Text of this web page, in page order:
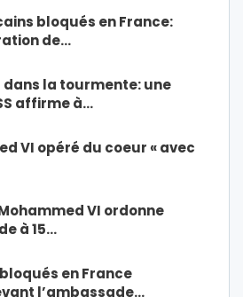
bloqués en France:
de…
la tourmente: une
affirme à…
VI opéré du coeur « avec
VI ordonne
à 15…
en France
l’ambassade…